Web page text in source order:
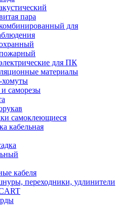
пара
для
для ПК
материалы
саморезы
самоклеющиеся
кабельная
кабеля
переходники, удлинители